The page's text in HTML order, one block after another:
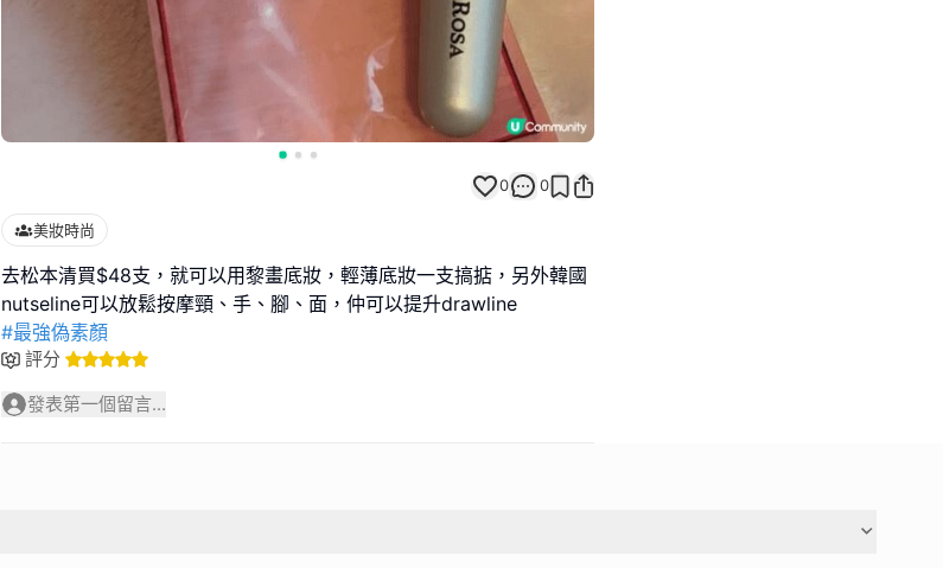
0 0
美妝時尚
去松本清買$48支，就可以用黎畫底妝，輕薄底妝一支搞掂，另外韓國
#最強偽素顏
評分
發表第一個留言...